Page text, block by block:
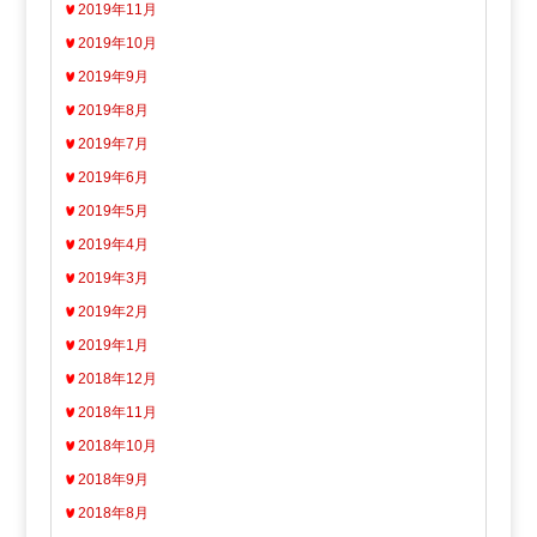
2019年11月
2019年10月
2019年9月
2019年8月
2019年7月
2019年6月
2019年5月
2019年4月
2019年3月
2019年2月
2019年1月
2018年12月
2018年11月
2018年10月
2018年9月
2018年8月